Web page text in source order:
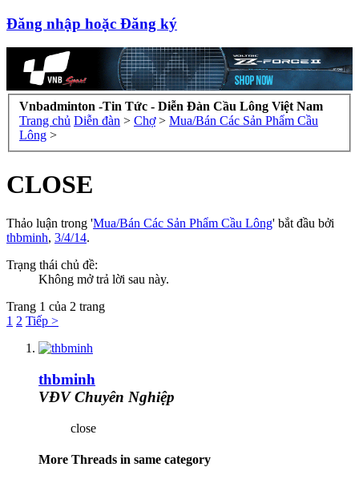
Đăng nhập hoặc Đăng ký
Vnbadminton -Tin Tức - Diễn Đàn Cầu Lông Việt Nam
Trang chủ Diễn đàn > Chợ > Mua/Bán Các Sản Phẩm Cầu
Lông >
CLOSE
Thảo luận trong 'Mua/Bán Các Sản Phẩm Cầu Lông' bắt đầu bởi
thbminh, 3/4/14.
Trạng thái chủ đề:
Không mở trả lời sau này.
Trang 1 của 2 trang
1 2 Tiếp >
thbminh
VĐV Chuyên Nghiệp
close
More Threads in same category